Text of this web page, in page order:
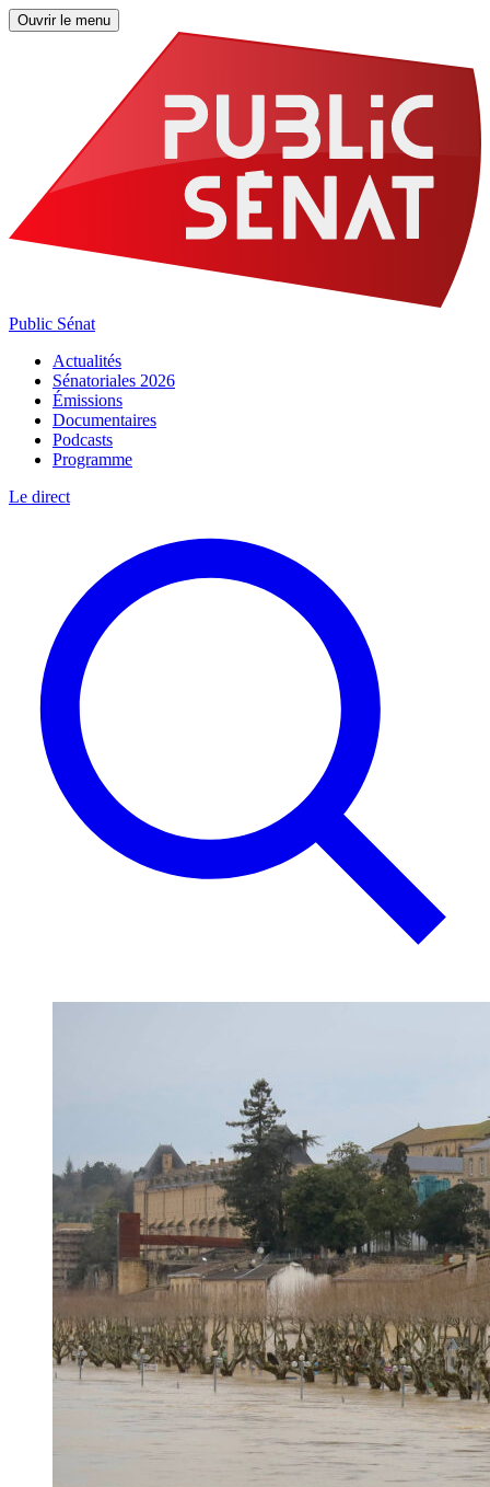
Ouvrir le menu
Public Sénat
Actualités
Sénatoriales 2026
Émissions
Documentaires
Podcasts
Programme
Le direct